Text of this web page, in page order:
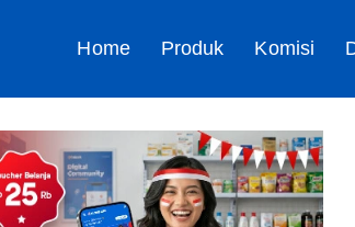
Home Produk Komisi